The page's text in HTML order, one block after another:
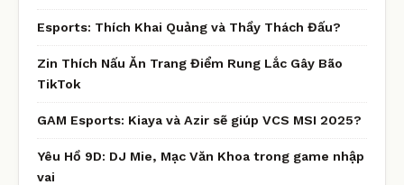
Esports: Thích Khai Quảng và Thầy Thách Đấu?
Zin Thích Nấu Ăn Trang Điểm Rung Lắc Gây Bão
TikTok
GAM Esports: Kiaya và Azir sẽ giúp VCS MSI 2025?
Yêu Hồ 9D: DJ Mie, Mạc Văn Khoa trong game nhập
vai